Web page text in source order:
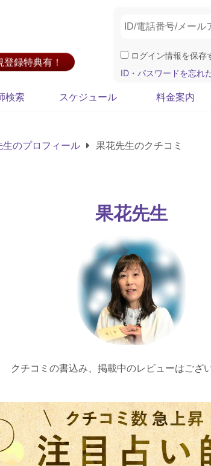
録特典有！
ログイン情報を保存
ID・パスワードを忘れ
検索 スケジュール 料金案内
生のプロフィール 果花先生のクチコミ
果花先生
クチコミの書込み、掲載中のレビューはござ